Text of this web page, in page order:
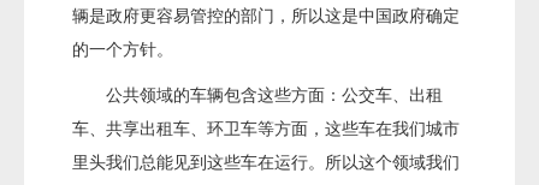
辆是政府更容易管控的部门，所以这是中国政府确定
的一个方针。
公共领域的车辆包含这些方面：公交车、出租
车、共享出租车、环卫车等方面，这些车在我们城市
里头我们总能见到这些车在运行。所以这个领域我们